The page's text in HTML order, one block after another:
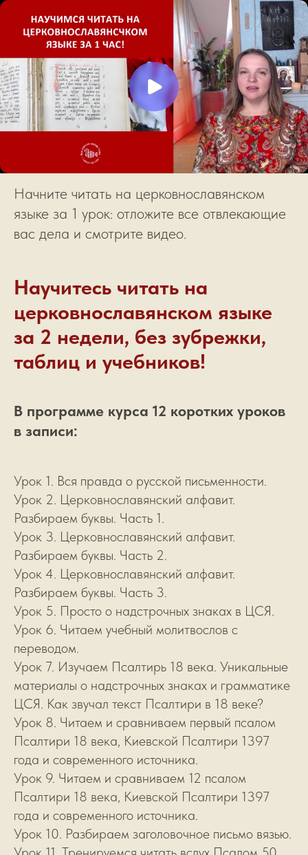
Начните читать на церковнославянском
языке за 1 урок: отложите все отвлекающие
вас дела и смотрите видео.
Научитесь читать на
церковнославянском языке
за 2 недели, без зубрежки,
таблиц и учебников!
В программе курса 12 коротких уроков
в записи:
Урок 1. Вся правда о русской письменности.
Урок 2. Церковнославянский алфавит.
Разбираем буквы. Часть 1.
Урок 3. Церковнославянский алфавит.
Разбираем буквы. Часть 2.
Урок 4. Церковнославянский алфавит.
Разбираем буквы. Часть 3.
Урок 5. Просто о надстрочных знаках в ЦСЯ.
Урок 6. Читаем учебный молитвослов с
переводом.
Урок 7. Изучаем Псалтирь 18 века. Уникальные
материалы о надстрочных знаках и грамматике
ЦСЯ. Как звучал текст Псалтири в 18 веке?
Урок 8. Читаем и сравниваем первый псалом
Псалтири 18 века, Киевской Псалтири 1397
года и современного источника.
Урок 9. Читаем и сравниваем 12 псалом
Псалтири 18 века, Киевской Псалтири 1397
года и современного источника.
Урок 10. Разбираем заголовочное письмо вязью.